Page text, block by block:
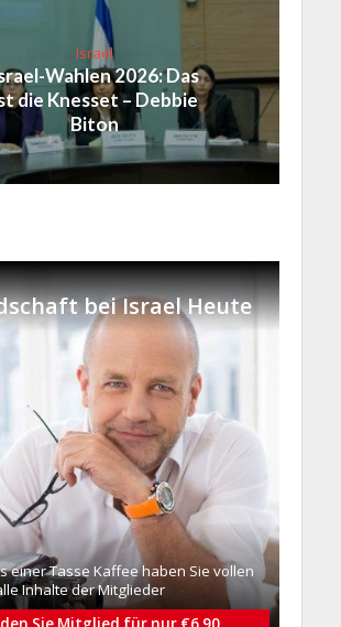
Israel
Wahlen 2026: Das
die Knesset – Debbie
Biton
bei Israel Heute
einer Tasse Kaffee haben Sie vollen
Inhalte der Mitglieder